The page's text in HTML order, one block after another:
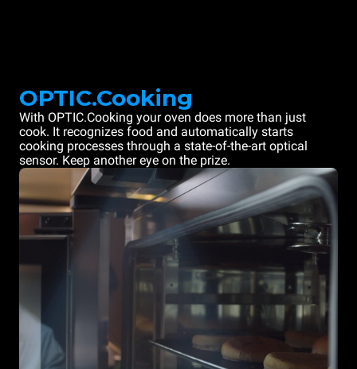
OPTIC.Cooking
With OPTIC.Cooking your oven does more than just
cook. It recognizes food and automatically starts
cooking processes through a state-of-the-art optical
sensor. Keep another eye on the prize.